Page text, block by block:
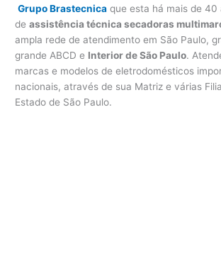
Grupo Brastecnica que esta há mais de 40
deassistência técnica secadoras
ampla rede de atendimento em São Paulo,
grande ABCD e Interior de São Paulo.
marcas e modelos de eletrodomésticos
nacionais, através de sua Matriz e várias
Estado de São Paulo.